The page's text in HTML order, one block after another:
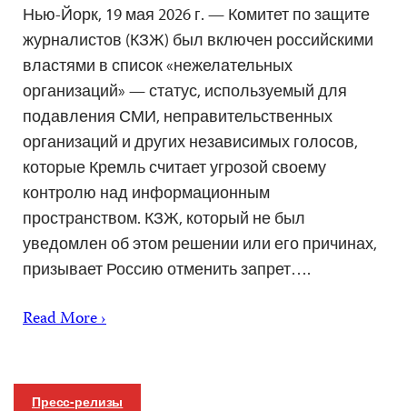
Нью-Йорк, 19 мая 2026 г. — Комитет по защите
журналистов (КЗЖ) был включен российскими
властями в список «нежелательных
организаций» — статус, используемый для
подавления СМИ, неправительственных
организаций и других независимых голосов,
которые Кремль считает угрозой своему
контролю над информационным
пространством. КЗЖ, который не был
уведомлен об этом решении или его причинах,
призывает Россию отменить запрет….
Read More ›
Пресс-релизы